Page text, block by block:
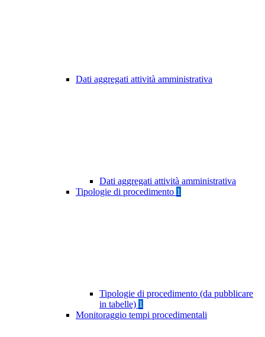
Dati aggregati attività amministrativa
Dati aggregati attività amministrativa
Tipologie di procedimento 1
Tipologie di procedimento (da pubblicare
in tabelle) 1
Monitoraggio tempi procedimentali